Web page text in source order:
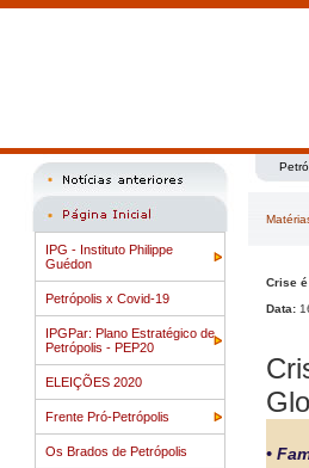
IPG - Instituto Philippe
Guédon
Petrópolis x Covid-19
IPGPar: Plano Estratégico de
Petrópolis - PEP20
ELEIÇÕES 2020
Frente Pró-Petrópolis
Os Brados de Petrópolis
Crise
Data:
•